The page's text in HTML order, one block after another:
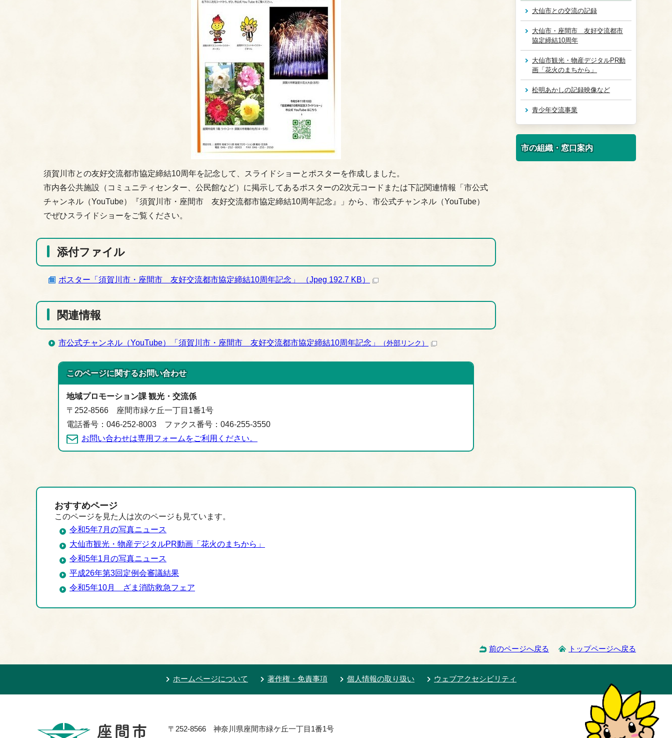
須賀川市との友好交流都市協定締結10周年を記念して、スライドショーとポスターを作成しました。
市内各公共施設（コミュニティセンター、公民館など）に掲示してあるポスターの2次元コードまたは下記関連情報「市公式
チャンネル（YouTube）『須賀川市・座間市 友好交流都市協定締結10周年記念』」から、市公式チャンネル（YouTube）
でぜひスライドショーをご覧ください。
添付ファイル
ポスター「須賀川市・座間市 友好交流都市協定締結10周年記念」 （Jpeg 192.7 KB）
関連情報
市公式チャンネル（YouTube）「須賀川市・座間市 友好交流都市協定締結10周年記念」 （外部リンク）
このページに関するお問い合わせ
地域プロモーション課 観光・交流係
〒252-8566 座間市緑ケ丘一丁目1番1号
電話番号：046-252-8003 ファクス番号：046-255-3550
お問い合わせは専用フォームをご利用ください。
大仙市との交流の記録
大仙市・座間市 友好交流都市
協定締結10周年
大仙市観光・物産デジタルPR動
画「花火のまちから」
松明あかしの記録映像など
青少年交流事業
市の組織・窓口案内
おすすめページ
このページを見た人は次のページも見ています。
令和5年7月の写真ニュース
大仙市観光・物産デジタルPR動画「花火のまちから」
令和5年1月の写真ニュース
平成26年第3回定例会審議結果
令和5年10月 ざま消防救急フェア
前のページへ戻る トップページへ戻る
ホームページについて 著作権・免責事項 個人情報の取り扱い ウェブアクセシビリティ
〒252-8566 神奈川県座間市緑ケ丘一丁目1番1号